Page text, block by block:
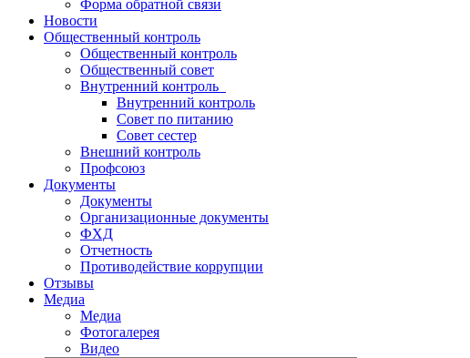
Форма обратной связи
Новости
Общественный контроль
Общественный контроль
Общественный совет
Внутренний контроль
Внутренний контроль
Совет по питанию
Совет сестер
Внешний контроль
Профсоюз
Документы
Документы
Организационные документы
ФХД
Отчетность
Противодействие коррупции
Отзывы
Медиа
Медиа
Фотогалерея
Видео